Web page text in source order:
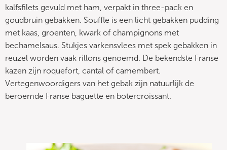
kalfsfilets gevuld met ham, verpakt in three-pack en
goudbruin gebakken. Souffle is een licht gebakken pudding
met kaas, groenten, kwark of champignons met
bechamelsaus. Stukjes varkensvlees met spek gebakken in
reuzel worden vaak rillons genoemd. De bekendste Franse
kazen zijn roquefort, cantal of camembert.
Vertegenwoordigers van het gebak zijn natuurlijk de
beroemde Franse baguette en botercroissant.